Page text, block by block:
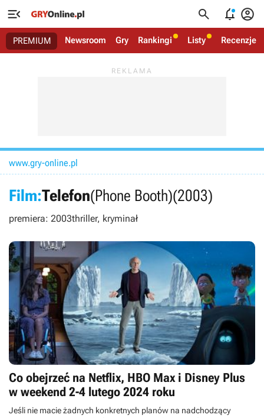
   
PREMIUM Newsroom Gry Rankingi Listy Recenzje
www.gry-online.pl
Film:Telefon(Phone Booth)(2003)
premiera: 2003thriller, kryminał
Co obejrzeć na Netflix, HBO Max i Disney Plus
w weekend 2-4 lutego 2024 roku
Jeśli nie macie żadnych konkretnych planów na nadchodzący